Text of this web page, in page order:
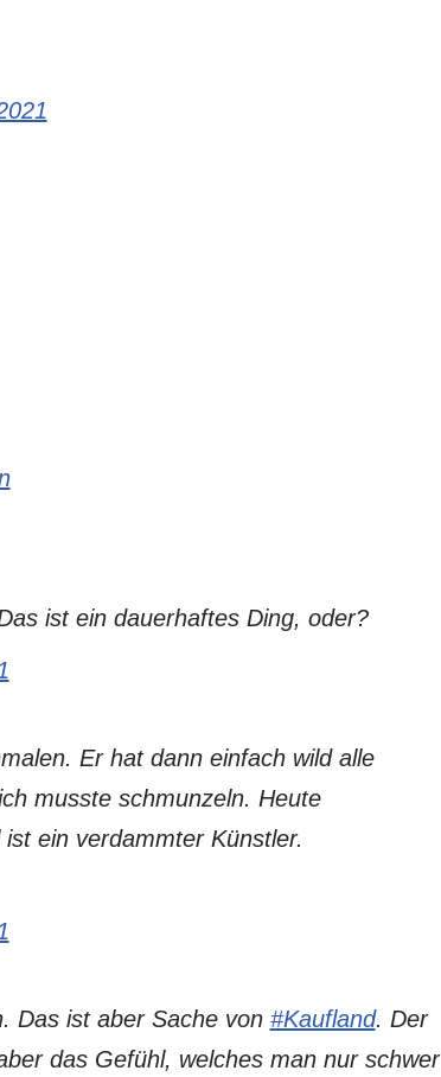
ist ein dauerhaftes Ding, oder?
Er hat dann einfach wild alle
musste schmunzeln. Heute
ein verdammter Künstler.
Das ist aber Sache von #Kaufland. Der
das Gefühl, welches man nur schwer